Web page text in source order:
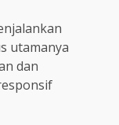
utamanya
dan